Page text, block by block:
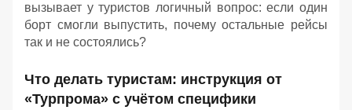
вызывает у туристов логичный вопрос: если один
борт смогли выпустить, почему остальные рейсы
так и не состоялись?
Что делать туристам: инструкция от
«Турпрома» с учётом специфики